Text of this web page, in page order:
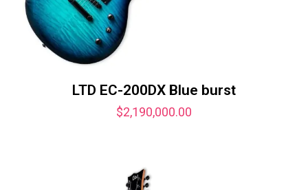
LTD EC-200DX Blue burst
$2,190,000.00